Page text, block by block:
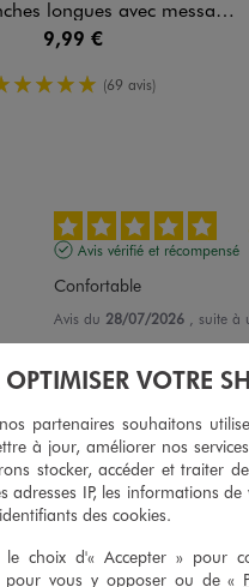
avec messages bébé fille (lot de 3)
9,99 €
5/5 de moyenne
(69 avis)
Avis vérifié et récompensé
Confortable
Avis du 28/07/2026 , suite
Avis vérifié et récompensé
Bon rapport qualité prix
Utile(0) Signaler
OPTIMISER VOTRE
partenaires souhaitons
à jour, améliorer nos
stocker, accéder et traiter
adresses IP, les informations
des cookies.
le choix d'« Accepter » pour
pour vous y opposer ou de «